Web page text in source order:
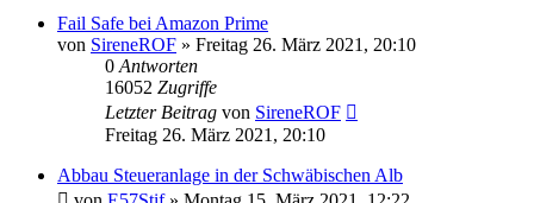
Fail Safe bei Amazon Prime
von SireneROF » Freitag 26. März 2021, 20:10
0 Antworten
16052 Zugriffe
Letzter Beitrag von SireneROF
Freitag 26. März 2021, 20:10
Abbau Steueranlage in der Schwäbischen Alb